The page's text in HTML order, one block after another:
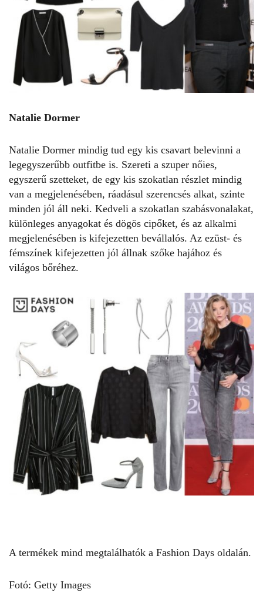
Natalie Dormer
Natalie Dormer mindig tud egy kis csavart belevinni a
legegyszerűbb outfitbe is. Szereti a szuper nőies,
egyszerű szetteket, de egy kis szokatlan részlet mindig
van a megjelenésében, ráadásul szerencsés alkat, szinte
minden jól áll neki. Kedveli a szokatlan szabásvonalakat,
különleges anyagokat és dögös cipőket, és az alkalmi
megjelenésében is kifejezetten bevállalós. Az ezüst- és
fémszínek kifejezetten jól állnak szőke hajához és
világos bőréhez.
A termékek mind megtalálhatók a Fashion Days oldalán.
Fotó: Getty Images